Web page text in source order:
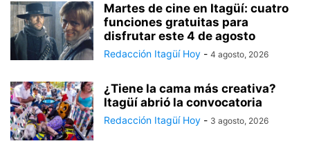
Martes de cine en Itagüí: cuatro
funciones gratuitas para
disfrutar este 4 de agosto
Redacción Itagüí Hoy - 4 agosto, 2026
¿Tiene la cama más creativa?
Itagüí abrió la convocatoria
Redacción Itagüí Hoy - 3 agosto, 2026